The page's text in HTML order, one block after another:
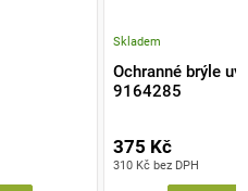
Ochranné brýle
9164285
Skladem
310 Kč bez DPH
375 Kč